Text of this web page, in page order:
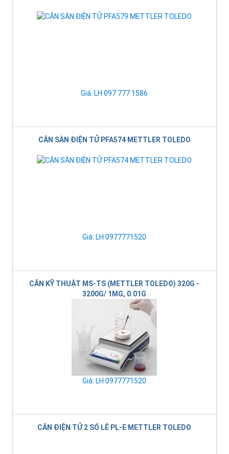
Giá: LH 097 777 1586
CÂN SÀN ĐIỆN TỬ PFA574 METTLER TOLEDO
Giá: LH 0977771520
CÂN KỸ THUẬT MS-TS (METTLER TOLEDO) 320G -
3200G/ 1MG, 0.01G
Giá: LH 0977771520
CÂN ĐIỆN TỬ 2 SỐ LẺ PL-E METTLER TOLEDO